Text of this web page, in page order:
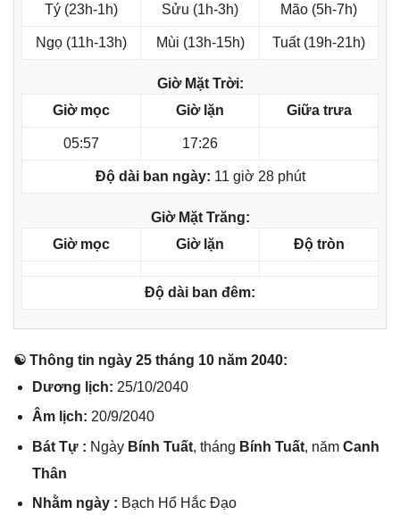
Tý (23h-1h)
Sửu (1h-3h) Mão (5h-7h)
Ngọ (11h-13h) Mùi (13h-15h) Tuất (19h-21h)
Giờ Mặt Trời:
Giờ mọc
Giờ lặn Giữa trưa
05:57 17:26
Độ dài ban ngày: 11 giờ 28 phút
Giờ Mặt Trăng:
Giờ mọc
Giờ lặn Độ tròn
Độ dài ban đêm:
☯ Thônɡ tin ngày 25 thánɡ 10 năm 2040:
Dươnɡ lịch: 25/10/2040
Âm lịch: 20/9/2040
Bát Tự : Ngày Bính Tuất, thánɡ Bính Tuất, năm Canh
Thân
Nhằm ngày : Bạch Hổ Hắc Đạo